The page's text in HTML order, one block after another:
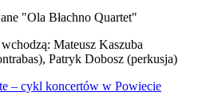
"Ola Błachno Quartet"
Mateusz Kaszuba
Patryk Dobosz (perkusja)